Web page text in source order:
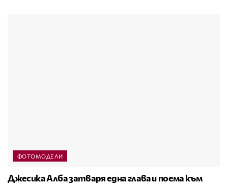
ФОТОМОДЕЛИ
Джесика Алба затваря една глава и поема към